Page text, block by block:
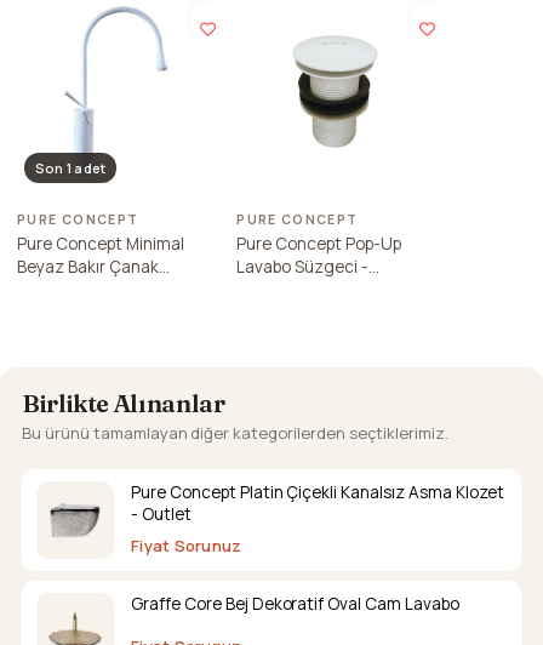
Son 1 adet
PURE CONCEPT
Pure Concept Minimal
Beyaz Bakır Çanak
PURE CONCEPT
Pure Concept Pop-Up
Lavabo Süzgeci -
Birlikte Alınanlar
Bu ürünü tamamlayan diğer kategorilerden seçtiklerimiz.
Pure Concept Platin Çiçekli Kanalsız Asma Klozet
- Outlet
Fiyat Sorunuz
Graffe Core Bej Dekoratif Oval Cam Lavabo